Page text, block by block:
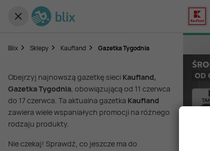
Blix Sklepy Kaufland Gazetka Tygodnia
Obejrzyj najnowszą gazetkę sieci Kaufland,
Gazetka Tygodnia, obowiązującą od 11 czerwca
do 17 czerwca. Ta aktualna gazetka Kaufland
zawiera wiele wspaniałych promocji na różnego
rodzaju produkty.
Nie czekaj! Sprawdź, co jeszcze ma do